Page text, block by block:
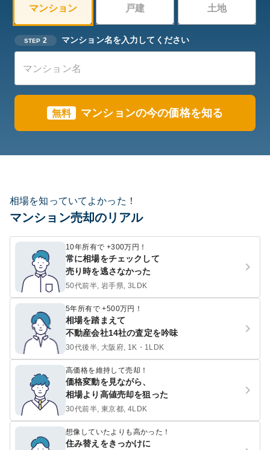
マンション 戸建 土地
STEP 2 マンション名を入力してください
無料 マンションの今の価格を知る
相場を知っていてよかった！
マンション売却のリアル
10年所有で +300万円！
常に相場をチェックして
売り時を逃さなかった
50代前半, 岩手県, 3LDK
5年所有で +500万円！
相場を踏まえて
不動産会社14社の査定を吟味
30代後半, 大阪府, 1K・1LDK
高価格を維持して売却！
価格変動を見ながら、
相場より高値売却を狙った
30代前半, 東京都, 4LDK
想像していたよりも高かった！
住み替えをきっかけに